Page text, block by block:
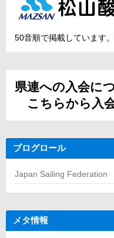
50音順で掲載しています
県連への入会に
こちらから入
ブログロール
Japan Sailing Federation
メタ情報